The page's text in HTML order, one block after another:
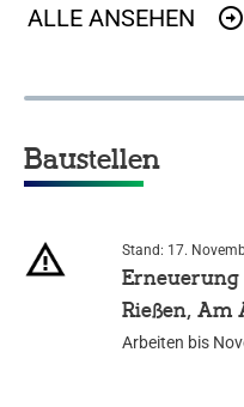
ALLE ANSEHEN
Baustellen
Rießen, Am
Stand: 17.
Arbeiten bis